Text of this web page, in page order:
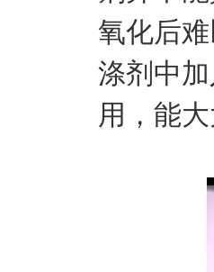
氧化后
涤剂中
用，能